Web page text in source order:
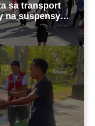
sa transport
na suspensyon